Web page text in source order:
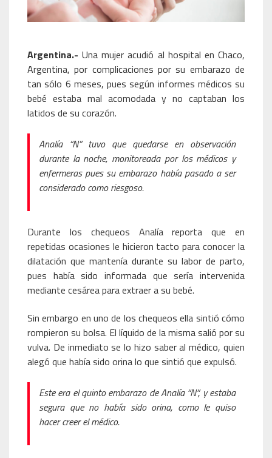
Argentina.- Una mujer acudió al hospital en Chaco,
Argentina, por complicaciones por su embarazo de
tan sólo 6 meses, pues según informes médicos su
bebé estaba mal acomodada y no captaban los
latidos de su corazón.
Analía “N” tuvo que quedarse en observación
durante la noche, monitoreada por los médicos y
enfermeras pues su embarazo había pasado a ser
considerado como riesgoso.
Durante los chequeos Analía reporta que en
repetidas ocasiones le hicieron tacto para conocer la
dilatación que mantenía durante su labor de parto,
pues había sido informada que sería intervenida
mediante cesárea para extraer a su bebé.
Sin embargo en uno de los chequeos ella sintió cómo
rompieron su bolsa. El líquido de la misma salió por su
vulva. De inmediato se lo hizo saber al médico, quien
alegó que había sido orina lo que sintió que expulsó.
Este era el quinto embarazo de Analía “N”, y estaba
segura que no había sido orina, como le quiso
hacer creer el médico.